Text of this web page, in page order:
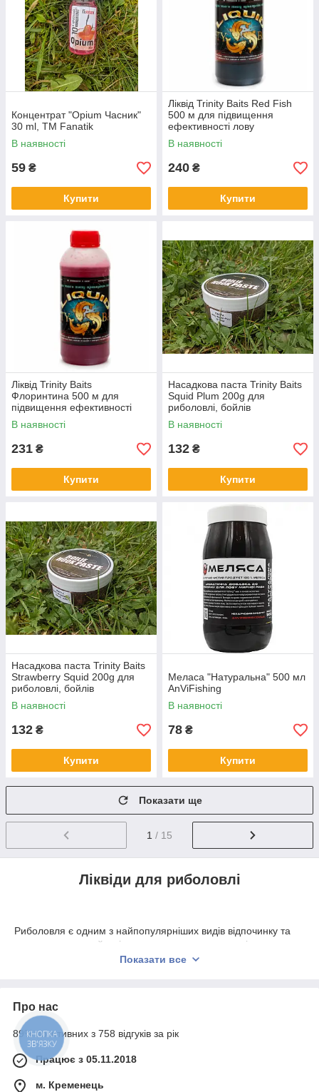
Концентрат "Оpium Часник"
30 ml, ТМ Fanatik
В наявності
59 ₴
Купити
Ліквід Trinity Baits Red Fish
500 м для підвищення
ефективності лову
В наявності
240 ₴
Купити
Ліквід Trinity Baits
Флоринтина 500 м для
підвищення ефективності
лову
В наявності
231 ₴
Купити
Насадкова паста Trinity Baits
Squid Plum 200g для
риболовлі, бойлів
В наявності
132 ₴
Купити
Насадкова паста Trinity Baits
Strawberry Squid 200g для
риболовлі, бойлів
В наявності
132 ₴
Купити
Меласа "Натуральна" 500 мл
AnViFishing
В наявності
78 ₴
Купити
Показати ще
1 / 15
Ліквіди для риболовлі
Риболовля є одним з найпопулярніших видів відпочинку та
розваги для людей, які захоплюються активним відпочинком
на природі. Одним із ключових факторів успіху риболовлі є
Показати все
Про нас
89% позитивних з 758 відгуків за рік
Працює з 05.11.2018
м. Кременець
КНОПКА
ЗВ'ЯЗКУ